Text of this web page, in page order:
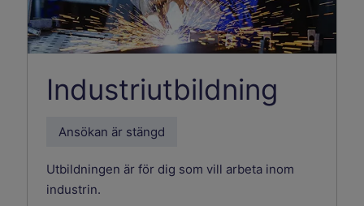
Industriutbildning
Ansökan är stängd
Utbildningen är för dig som vill arbeta inom
industrin.